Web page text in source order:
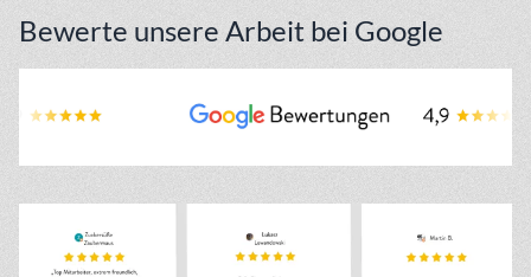
Bewerte unsere Arbeit bei Google